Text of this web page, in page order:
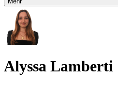
Alyssa Lamberti